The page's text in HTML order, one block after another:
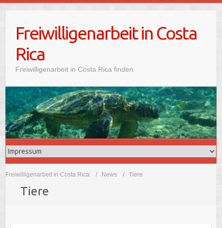
Freiwilligenarbeit in Costa
Rica
Freiwilligenarbeit in Costa Rica finden
Freiwilligenarbeit in Costa Rica News Tiere
Tiere